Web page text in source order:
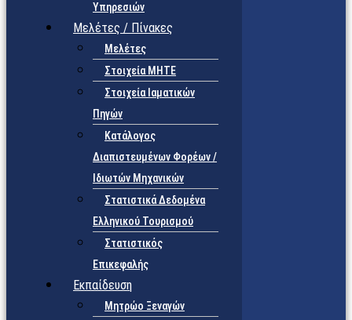
Υπηρεσιών
Μελέτες / Πίνακες
Μελέτες
Στοιχεία ΜΗΤΕ
Στοιχεία Ιαματικών
Πηγών
Κατάλογος
Διαπιστευμένων Φορέων /
Ιδιωτών Μηχανικών
Στατιστικά Δεδομένα
Ελληνικού Τουρισμού
Στατιστικός
Επικεφαλής
Εκπαίδευση
Μητρώο Ξεναγών